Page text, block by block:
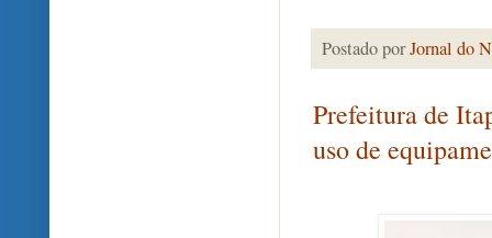
Postado porJornal do
Prefeitura de
uso de